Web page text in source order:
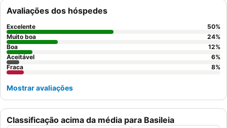
experiência mais tranquila, os hóspedes devem solicitar um
quarto virado para o jardim.
Classificação acima da média para Basileia
Avaliações dos hóspedes
Excelente 50%
Muito boa
24%
Boa
12%
Aceitável
6%
Fraca
8%
Mostrar avaliações